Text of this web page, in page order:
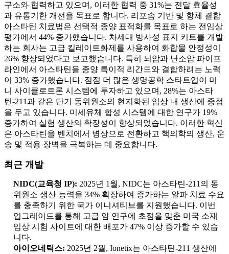
구소와 협력하고 있으며, 이러한 협력 중 31%는 전달 효율성
과 유통기한 개선을 목표로 합니다. 리포솜 기반 및 항체 결합
아스타틴 치료법은 선택적 종양 표적화를 목표로 하는 전임상
평가에서 44% 증가했습니다. 차세대 방사성 표지 키트를 개발
하는 회사는 고급 킬레이트화제를 사용하여 화합물 안정성이
26% 향상되었다고 보고했습니다. 특히 뇌암과 난소암 파이프
라인에서 아스타틴을 종양 특이적 리간드와 결합하려는 노력
이 33% 증가했습니다. 점점 더 많은 생명공학 스타트업이 미
니 사이클로트론 시스템에 투자하고 있으며, 28%는 아스타
틴-211과 같은 단기 동위원소의 현지화된 임상 내 생산에 중점
을 두고 있습니다. 미세유체 합성 시스템에 대한 연구가 19%
증가하여 실험 생산의 확장성이 향상되었습니다. 이러한 혁신
은 아스타틴을 벤치에서 병상으로 전환하고 핵의학의 생산, 운
송 및 적용 장벽을 극복하는 데 중요합니다.
최근 개발
NIDC(교육청 IP): 2025년 1월, NIDC는 아스타틴-211의 동
위원소 생산 능력을 34% 확장하여 증가하는 알파 치료 수요
를 충족하기 위한 국가 이니셔티브를 지원했습니다. 이번
업그레이드를 통해 고급 암 연구에 초점을 맞춘 미국 소재
임상 시험 사이트에 대한 배포가 47% 이상 증가할 수 있습
니다.
아이오네틱스: 2025년 2월, Ionetix는 아스타틴-211 생산에